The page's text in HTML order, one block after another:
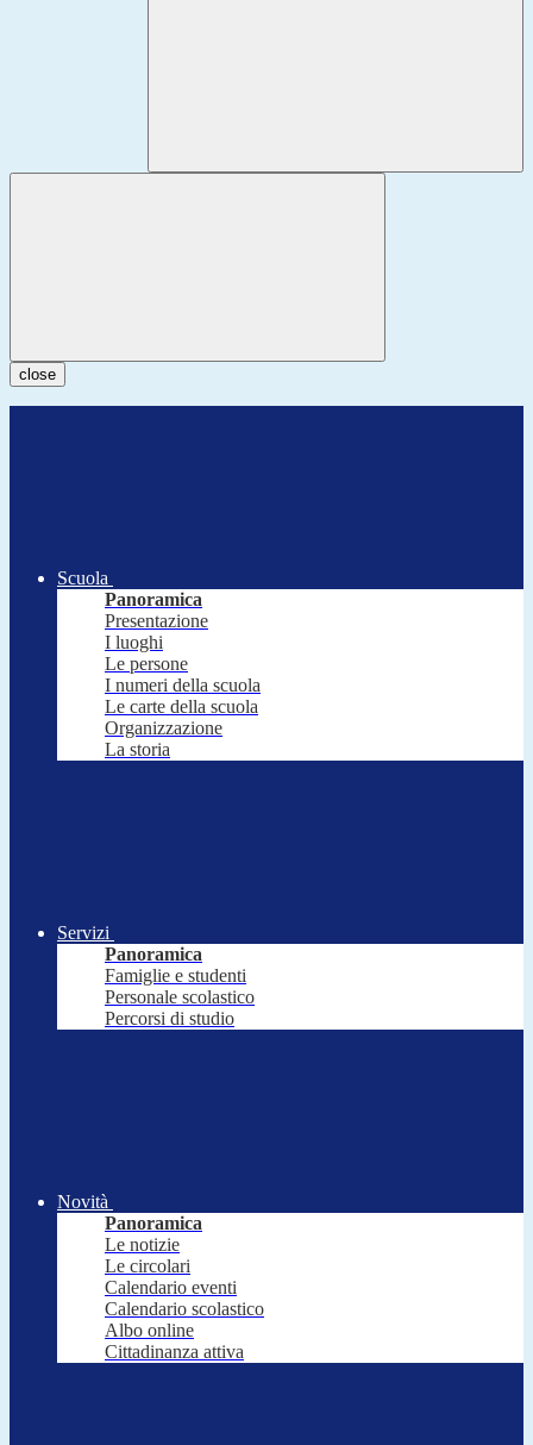
close
Scuola
Panoramica
Presentazione
I luoghi
Le persone
I numeri della scuola
Le carte della scuola
Organizzazione
La storia
Servizi
Panoramica
Famiglie e studenti
Personale scolastico
Percorsi di studio
Novità
Panoramica
Le notizie
Le circolari
Calendario eventi
Calendario scolastico
Albo online
Cittadinanza attiva